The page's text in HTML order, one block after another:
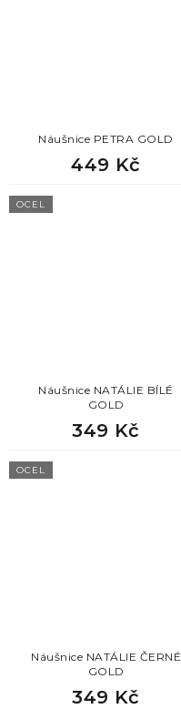
Náušnice PETRA GOLD
449 Kč
OCEL
Náušnice NATÁLIE BÍLÉ
GOLD
349 Kč
OCEL
Náušnice NATÁLIE ČERNÉ
GOLD
349 Kč